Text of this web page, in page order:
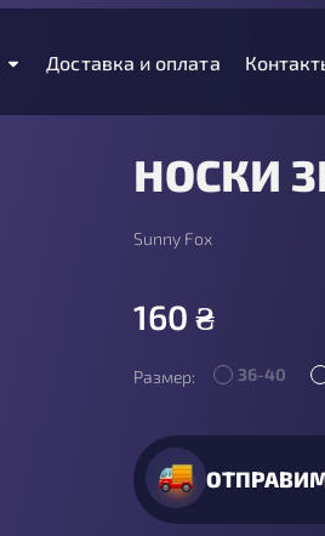
Доставка и оплата
НОСКИ
Sunny Fox
160 ₴
Размер: 36-40